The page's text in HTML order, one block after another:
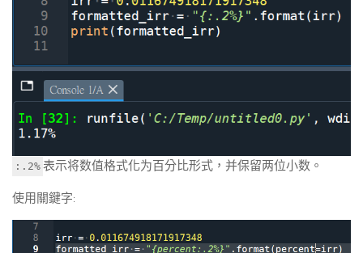
:.2% 表示将数值格式化为百分比形式，并保留两位小数。
使用關鍵字: